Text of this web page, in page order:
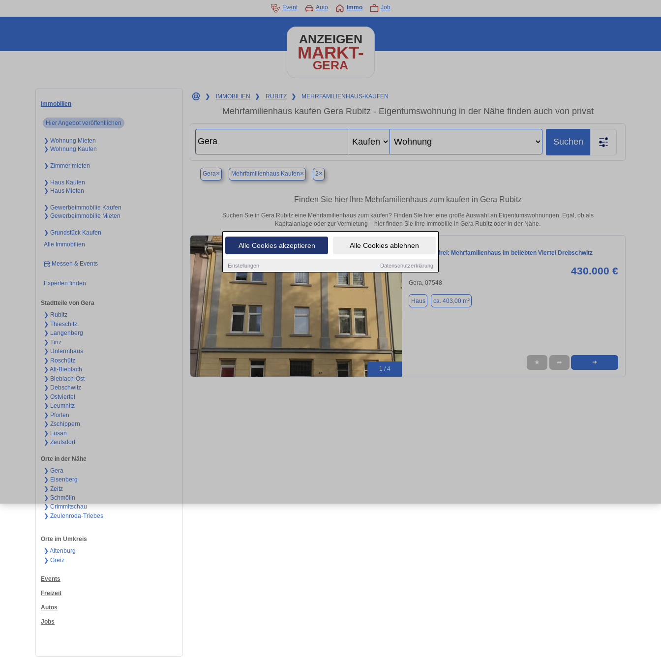
Alle Cookies akzeptieren Alle Cookies ablehnen
Einstellungen Datenschutzerklärung
Event Auto Immo Job
ANZEIGEN
MARKT-
GERA
Immobilien
Hier Angebot veröffentlichen
❯ Wohnung Mieten
❯ Wohnung Kaufen
❯ Zimmer mieten
❯ Haus Kaufen
❯ Haus Mieten
❯ Gewerbeimmobilie Kaufen
❯ Gewerbeimmobilie Mieten
❯ Grundstück Kaufen
Alle Immobilien
Messen & Events
Experten finden
Stadtteile von Gera
❯ Rubitz
❯ Thieschitz
❯ Langenberg
❯ Tinz
❯ Untermhaus
❯ Roschütz
❯ Alt-Bieblach
❯ Bieblach-Ost
❯ Debschwitz
❯ Ostviertel
❯ Leumnitz
❯ Pforten
❯ Zschippern
❯ Lusan
❯ Zeulsdorf
Orte in der Nähe
❯ Gera
❯ Eisenberg
❯ Zeitz
❯ Schmölln
❯ Crimmitschau
❯ Zeulenroda-Triebes
Orte im Umkreis
❯ Altenburg
❯ Greiz
Events
Freizeit
Autos
Jobs
❯ IMMOBILIEN ❯ RUBITZ ❯ MEHRFAMILIENHAUS-KAUFEN
Mehrfamilienhaus kaufen Gera Rubitz - Eigentumswohnung in der Nähe finden auch von privat
Suchen
Gera× Mehrfamilienhaus Kaufen× 2×
Finden Sie hier Ihre Mehrfamilienhaus zum kaufen in Gera Rubitz
Suchen Sie in Gera Rubitz eine Mehrfamilienhaus zum kaufen? Finden Sie hier eine große Auswahl an Eigentumswohnungen. Egal, ob als
Kapitalanlage oder zur Vermietung – hier finden Sie Ihre Immobilie in Gera Rubitz oder in der Nähe.
1 / 4
provisionsfrei: Mehrfamilienhaus im beliebten Viertel Drebschwitz
430.000 €
Gera, 07548
Haus ca. 403,00 m²
★ ➦ ➜